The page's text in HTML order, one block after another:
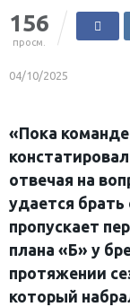
156
просм.
04/10/2025
«Пока команде
отвечая на
удается брать
пропускает
плана «Б» у
протяжении
который